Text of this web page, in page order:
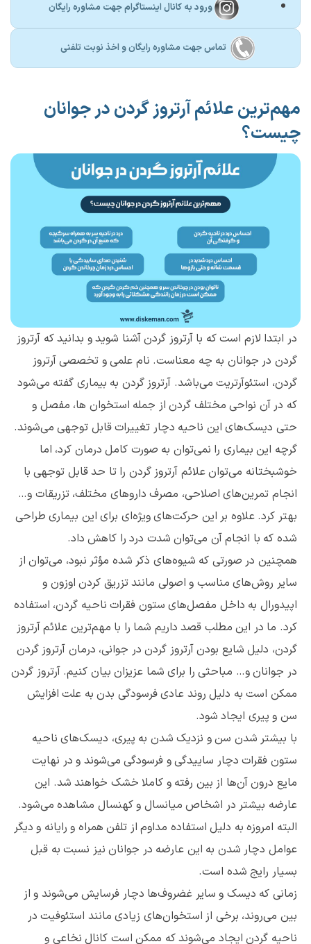
ورود به کانال اینستاگرام جهت مشاوره رایگان
تماس جهت مشاوره رايگان و اخذ نوبت تلفنی
مهم‌ترین علائم آرتروز گردن در جوانان
چیست؟
در ابتدا لازم است که با آرتروز گردن آشنا شوید و بدانید که آرتروز
گردن در جوانان به چه معناست. نام علمی و تخصصی آرتروز
گردن، استئوآرتریت می‌باشد. آرتروز گردن به بیماری گفته می‌شود
که در آن نواحی مختلف گردن از جمله استخوان ها، مفصل و
حتی دیسک‌های این ناحیه دچار تغییرات قابل توجهی می‌شوند.
گرچه این بیماری را نمی‌توان به صورت کامل درمان کرد، اما
خوشبختانه می‌توان علائم آرتروز گردن را تا حد قابل توجهی با
انجام تمرین‌های اصلاحی، مصرف داروهای مختلف، تزریقات و…
بهتر کرد. علاوه بر این حرکت‌های ویژه‌ای برای این بیماری طراحی
شده که با انجام آن می‌توان شدت درد را کاهش داد.
همچنین در صورتی که شیوه‌های ذکر شده مؤثر نبود، می‌توان از
سایر روش‌های مناسب و اصولی مانند تزریق کردن اوزون و
اپیدورال به داخل مفصل‌های ستون فقرات ناحیه گردن، استفاده
کرد. ما در این مطلب قصد داریم شما را با مهم‌ترین علائم آرتروز
گردن، دلیل شایع بودن آرتروز گردن در جوانی، درمان آرتروز گردن
در جوانان و… مباحثی را برای شما عزیزان بیان کنیم. آرتروز گردن
ممکن است به دلیل روند عادی فرسودگی بدن به علت افزایش
سن و پیری ایجاد شود.
با بیشتر شدن سن و نزدیک شدن به پیری، دیسک‌های ناحیه
ستون فقرات دچار ساییدگی و فرسودگی می‌شوند و در نهایت
مایع درون آن‌ها از بین رفته و کاملا خشک خواهند شد. این
عارضه بیشتر در اشخاص میانسال و کهنسال مشاهده می‌شود.
البته امروزه به دلیل استفاده مداوم از تلفن همراه و رایانه و دیگر
عوامل دچار شدن به این عارضه در جوانان نیز نسبت به قبل
بسیار رایج شده است.
زمانی که دیسک و سایر غضروف‌ها دچار فرسایش می‌شوند و از
بین می‌روند، برخی از استخوان‌های زیادی مانند استئوفیت در
ناحیه گردن ایجاد می‌شوند که ممکن است کانال نخاعی و